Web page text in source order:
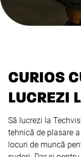
CURIOS
LUCREZI
Să lucrezi la
tehnică de plasare
locuri de muncă